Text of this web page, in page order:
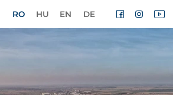
RO HU EN DE